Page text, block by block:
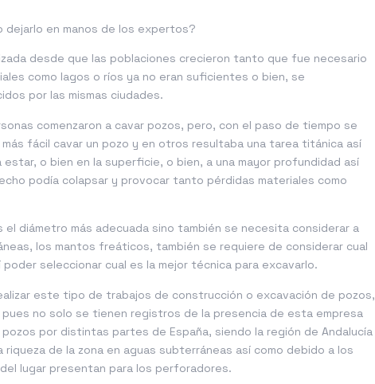
dejarlo en manos de los expertos?
desde que las poblaciones crecieron tanto que fue necesario
como lagos o ríos ya no eran suficientes o bien, se
por las mismas ciudades.
comenzaron a cavar pozos, pero, con el paso de tiempo se
fácil cavar un pozo y en otros resultaba una tarea titánica así
o bien en la superficie, o bien, a una mayor profundidad así
podía colapsar y provocar tanto pérdidas materiales como
diámetro más adecuada sino también se necesita considerar a
los mantos freáticos, también se requiere de considerar cual
seleccionar cual es la mejor técnica para excavarlo.
este tipo de trabajos de construcción o excavación de pozos,
no solo se tienen registros de la presencia de esta empresa
por distintas partes de España, siendo la región de Andalucía
de la zona en aguas subterráneas así como debido a los
lugar presentan para los perforadores.